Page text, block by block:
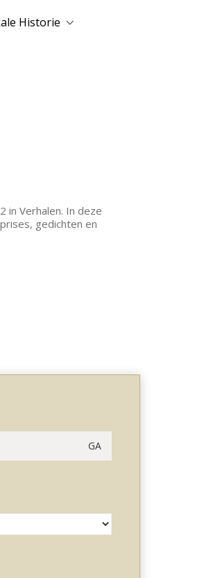
Historie
in Verhalen. In deze
gedichten en